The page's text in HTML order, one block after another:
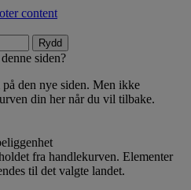
content
Rydd
siden?
den nye siden. Men ikke
din her når du vil tilbake.
fra handlekurven. Elementer
til det valgte landet.